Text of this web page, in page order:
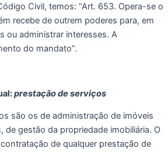
Civil, temos: “Art. 653. Opera-se o
recebe de outrem poderes para, em
ou administrar interesses. A
do mandato”.
prestação de serviços
são os de administração de imóveis
de gestão da propriedade imobiliária. O
de qualquer prestação de